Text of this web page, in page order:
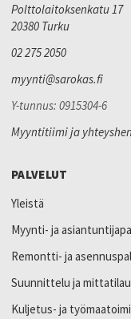
Polttolaitoksenkatu 17
20380 Turku
02 275 2050
myynti@sarokas.fi
Y-tunnus: 0915304-6
Myyntitiimi ja
PALVELUT
Yleistä
Myynti- ja
Remontti- ja
Suunnittelu ja
Kuljetus- ja